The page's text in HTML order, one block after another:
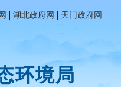
| 湖北政府网 | 天门政府网
环境局